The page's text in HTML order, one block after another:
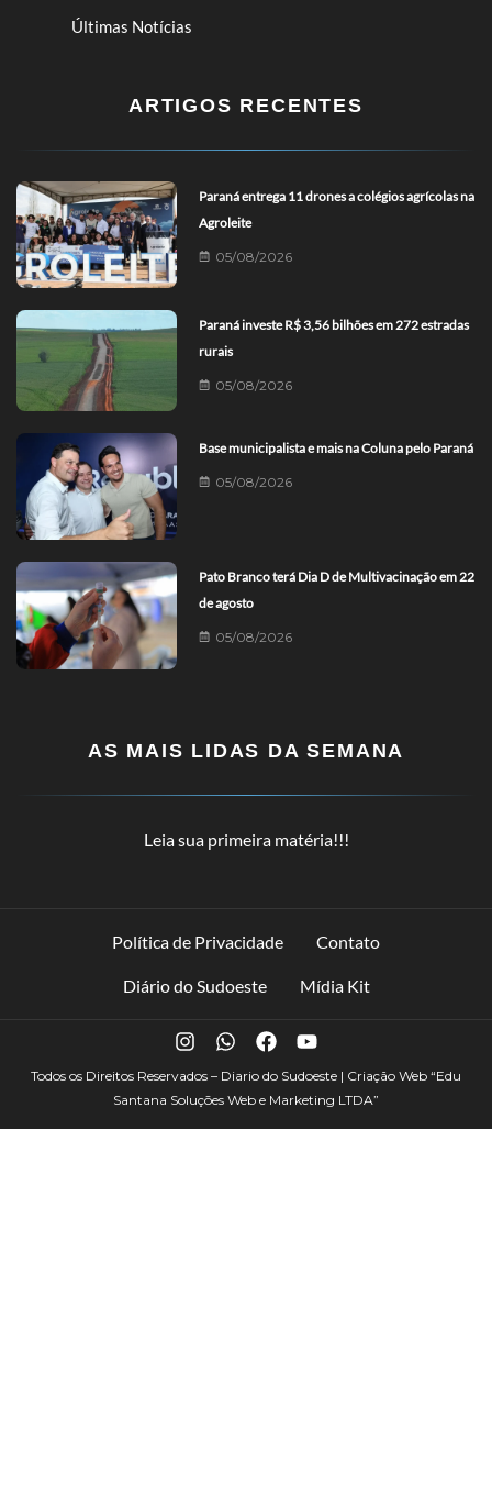
Últimas Notícias
ARTIGOS RECENTES
Paraná entrega 11 drones a colégios agrícolas na
Agroleite
05/08/2026
Paraná investe R$ 3,56 bilhões em 272 estradas
rurais
05/08/2026
Base municipalista e mais na Coluna pelo Paraná
05/08/2026
Pato Branco terá Dia D de Multivacinação em 22
de agosto
05/08/2026
AS MAIS LIDAS DA SEMANA
Leia sua primeira matéria!!!
Política de Privacidade Contato
Diário do Sudoeste Mídia Kit
Todos os Direitos Reservados – Diario do Sudoeste | Criação Web “Edu
Santana Soluções Web e Marketing LTDA”